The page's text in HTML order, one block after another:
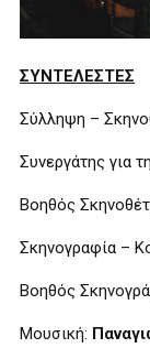
ΣΥΝΤΕΛΕΣΤΕΣ
Σύλληψη –
Συνεργάτης για
Βοηθός
Σκηνογραφία –
Βοηθός
Μουσική: